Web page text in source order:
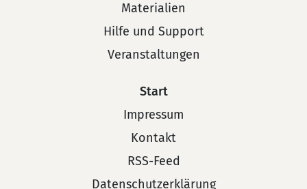
Materialien
Hilfe und Support
Veranstaltungen
Start
Impressum
Kontakt
RSS-Feed
Datenschutzerklärung